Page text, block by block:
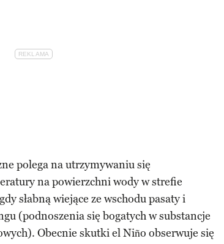
polega na utrzymywaniu się
na powierzchni wody w strefie
słabną wiejące ze wschodu pasaty i
(podnoszenia się bogatych w substancje
Obecnie skutki el Niño obserwuje się